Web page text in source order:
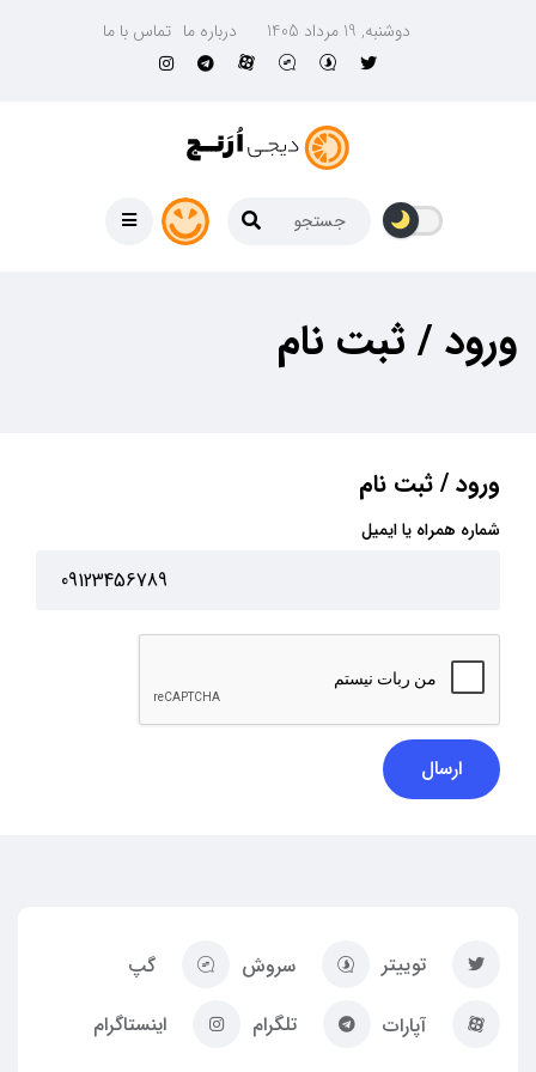
دوشنبه, 19 مرداد 1405 درباره ما تماس با ما
ورود / ثبت نام
ورود / ثبت نام
شماره همراه یا ایمیل
ارسال
توییتر سروش
گپ
آپارات
تلگرام اینستاگرام